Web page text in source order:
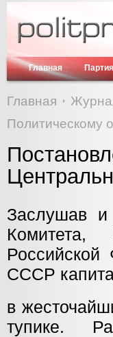
Главная Партия
Главная
Политическому
Заслушав и
Комитета,
Российской
СССР
в
тупике.